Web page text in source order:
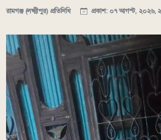
রামগঞ্জ (লক্ষ্মীপুর) প্রতিনিধি প্রকাশ: ০৭ আগস্ট, ২০২৬,